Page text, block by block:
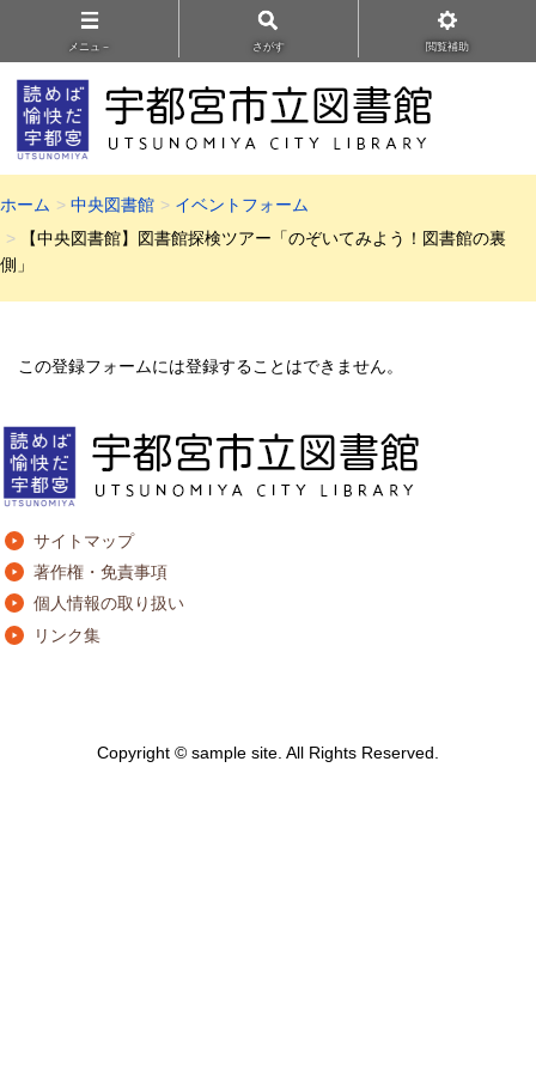
メニュ－ さがす 閲覧補助
ホーム 中央図書館
イベントフォーム
【中央図書館】図書館探検ツアー「のぞいてみよう！図書館の裏
側」
この登録フォームには登録することはできません。
サイトマップ
著作権・免責事項
個人情報の取り扱い
リンク集
Copyright © sample site. All Rights Reserved.